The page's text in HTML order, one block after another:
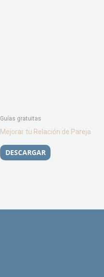
Guías gratuitas
Mejorar tu Relación de Pareja
DESCARGAR